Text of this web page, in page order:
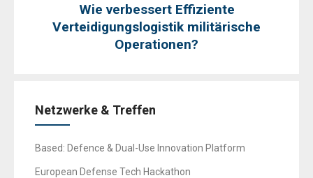
Wie verbessert Effiziente
Verteidigungslogistik militärische
Operationen?
Netzwerke & Treffen
Based: Defence & Dual-Use Innovation Platform
European Defense Tech Hackathon